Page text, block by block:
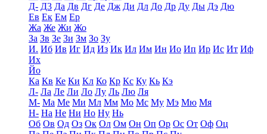
Д- Д3 Да Дв Дг Де Дж Ди Дл До Др Ду Ды Дэ Дю
Ев Ек Ем Ер
Жа Же Жи Жо
За Зв Зе Зи Зм Зо Зу
И. Иб Ив Иг Ид Из Ик Ил Им Ин Ио Ип Ир Ис Ит Иф
Их
Йо
Ка Кв Ке Ки Кл Ко Кр Кс Ку Кь Кэ
Л- Ла Ле Ли Ло Лу Ль Лю Ля
М- Ма Ме Ми Мл Мм Мо Мс Му Мэ Мю Мя
Н- На Не Ни Но Ну Нь
Об Ов Од Оз Ок Ол Ом Он Оп Ор Ос От Оф Оц